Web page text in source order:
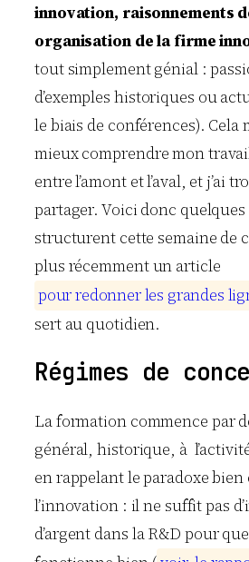
innovation, raisonnements
organisation de la firme
tout simplement génial :
d’exemples historiques ou
le biais de conférences). Cela
mieux comprendre mon
entre l’amont et l’aval, et j’ai
partager. Voici donc
structurent cette semaine de
plus récemment un article
pourredonnerles grandes lig
sert au quotidien.
Régimes de
La formation commence par
général, historique, à
en rappelant le paradoxe
l’innovation : il ne suffit pas
d’argent dans la R&D pour